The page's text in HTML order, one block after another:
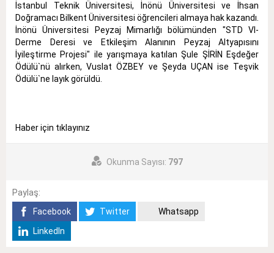
İstanbul Teknik Üniversitesi, İnönü Üniversitesi ve İhsan
Doğramacı Bilkent Üniversitesi öğrencileri almaya hak kazandı.
İnönü Üniversitesi Peyzaj Mimarlığı bölümünden "STD VI-
Derme Deresi ve Etkileşim Alanının Peyzaj Altyapısını
İyileştirme Projesi" ile yarışmaya katılan Şule ŞİRİN Eşdeğer
Ödülü`nü alırken, Vuslat ÖZBEY ve Şeyda UÇAN ise Teşvik
Ödülü`ne layık görüldü.
Haber için tıklayınız
Okunma Sayısı: 797
Paylaş:
Facebook
Twitter
Whatsapp
LinkedIn